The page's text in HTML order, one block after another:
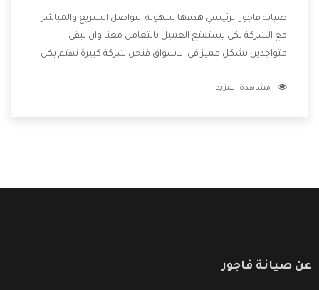
صيانة فاجور الرئيسي هدفها سهولة التواصل السريع والمباشر
مع الشركة لكى يستمتع العميل بالتعامل معنا وان نبقى
متواجدين بشكل مميز فى الاسواق فنحن شركة كبيرة نهتم بكل
الشركة بها والتى تكون منها خدمة الصيانة التى تكون من أهم
مشاهدة المزيد
عن صيانة فاجور